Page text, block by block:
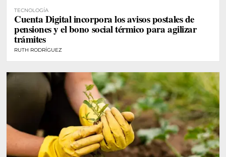
TECNOLOGÍA
Cuenta Digital incorpora los avisos postales de
pensiones y el bono social térmico para agilizar
trámites
RUTH RODRÍGUEZ